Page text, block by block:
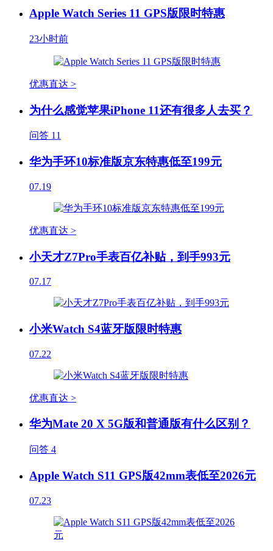
Apple Watch Series 11 GPS版限时特惠
23小时前
优惠直达 >
为什么感觉苹果iPhone 11还有很多人去买？
问答 11
华为手环10标准版京东特惠低至199元
07.19
优惠直达 >
小天才Z7Pro手表百亿补贴，到手993元
07.17
小米Watch S4蓝牙版限时特惠
07.22
优惠直达 >
华为Mate 20 X 5G版和普通版有什么区别？
问答 4
Apple Watch S11 GPS版42mm表低至2026元
07.23